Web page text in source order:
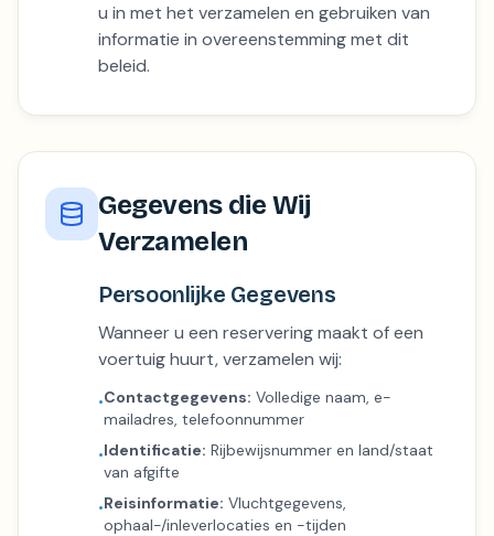
u in met het verzamelen en gebruiken van
informatie in overeenstemming met dit
beleid.
Gegevens die Wij
Verzamelen
Persoonlijke Gegevens
Wanneer u een reservering maakt of een
voertuig huurt, verzamelen wij:
•Contactgegevens: Volledige naam, e-
mailadres, telefoonnummer
•Identificatie: Rijbewijsnummer en land/staat
van afgifte
•Reisinformatie: Vluchtgegevens,
ophaal-/inleverlocaties en -tijden